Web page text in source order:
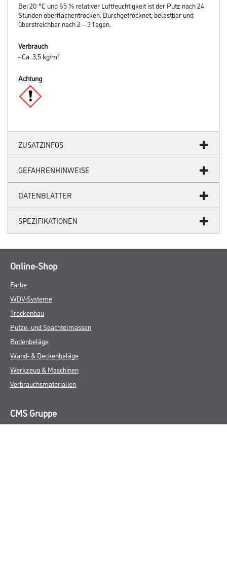
Bei 20 °C und 65 % relativer Luftfeuchtigkeit ist der Putz nach 24
Stunden oberflächentrocken. Durchgetrocknet, belastbar und
überstreichbar nach 2 – 3 Tagen.
Verbrauch
- Ca. 3,5 kg/m²
Achtung
ZUSATZINFOS
GEFAHRENHINWEISE
DATENBLÄTTER
SPEZIFIKATIONEN
Online-Shop
Farbe
WDV-Systeme
Trockenbau
Putze- und Spachtelmassen
Bodenbeläge
Wand- & Deckenbeläge
Werkzeug & Maschinen
Verbrauchsmaterialien
CMS Gruppe